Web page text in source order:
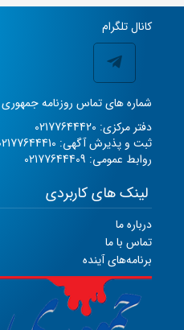
کانال تلگرام
شماره های تماس روزنامه
دفتر مرکزی: 02177644420
ثبت و پذیرش آگهی: 02177644410
روابط عمومی: 02177644409
لینک های کاربردی
درباره ما
تماس با ما
برنامه‌های آینده